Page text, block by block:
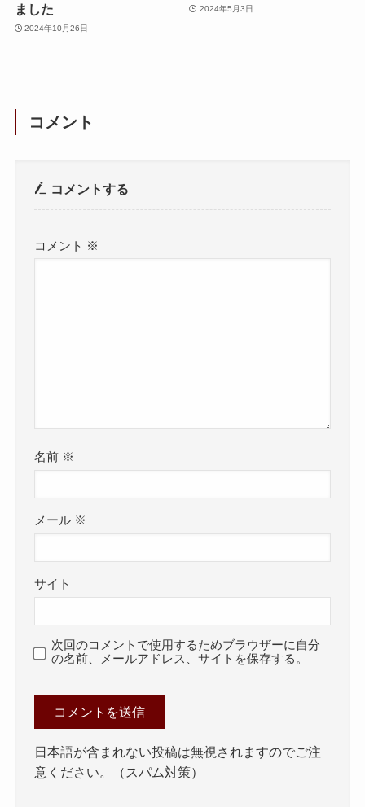
ました
2024年10月26日
2024年5月3日
コメント
コメントする
コメント ※
名前 ※
メール ※
サイト
次回のコメントで使用するためブラウザーに自分
の名前、メールアドレス、サイトを保存する。
日本語が含まれない投稿は無視されますのでご注
意ください。（スパム対策）